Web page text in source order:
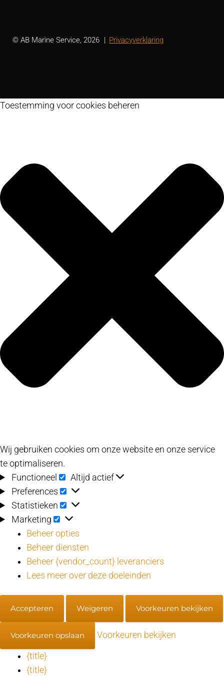
© AB Marine Service, 2026 Privacyverklaring
Toestemming voor cookies beheren
Wij gebruiken cookies om onze website en onze service
te optimaliseren.
Functioneel
Functioneel
Altijd actief
Preferences
Preferences
Statistieken Statistieken
Marketing Marketing
Beheer opties
Beheer diensten
Beheer {vendor_count} leveranciers
Lees meer over deze doeleinden
Accepteren Weigeren Voorkeuren bekijken
Voorkeuren opslaan Voorkeuren bekijken
{title}
{title}